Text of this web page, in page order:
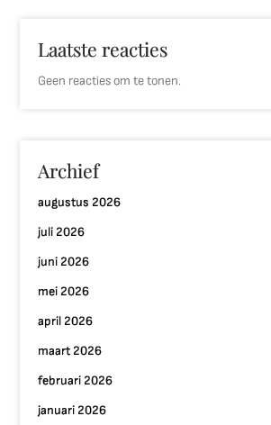
Laatste reacties
Geen reacties om te tonen.
Archief
augustus 2026
juli 2026
juni 2026
mei 2026
april 2026
maart 2026
februari 2026
januari 2026